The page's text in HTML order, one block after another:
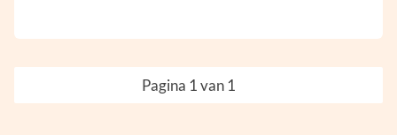
Pagina 1 van 1